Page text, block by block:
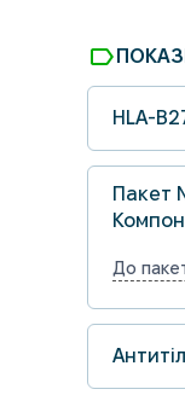
label
HLA-
Пакет
До